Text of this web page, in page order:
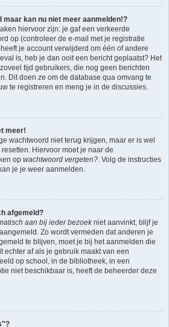
maar kan nu niet meer aanmelden!?
hiervoor zijn: je gaf een verkeerde
op (controleer de e-mail met je registratie
je account verwijderd om één of andere
is, heb je dan ooit een bericht geplaatst? Het
tijd gebruikers, die nog geen berichten
Dit doen ze om de database qua omvang te
te registreren en meng je in de discussies.
meer!
wachtwoord niet terug krijgen, maar er is wel
Hiervoor moet je naar de
op wachtwoord vergeten?. Volg de instructies
je je weer aanmelden.
afgemeld?
aan bij ieder bezoekniet aanvinkt, blijf je
Zo wordt vermeden dat anderen je
te blijven, moet je bij het aanmelden die
echter af als je gebruik maakt van een
op school, in de bibliotheek, in een
niet beschikbaar is, heeft de beheerder deze